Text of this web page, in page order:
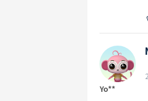
Yo**